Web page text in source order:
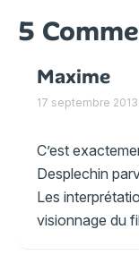
5
Maxime
17 septembre
C’est
Desplechin
Les
visionnage du